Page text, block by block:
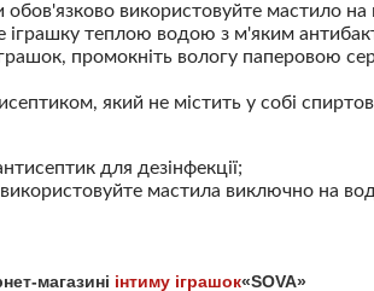
обов'язково використовуйте мастило на
іграшку теплою водою з м'яким
промокніть вологу паперовою
який не містить у собі
для дезінфекції;
мастила виключно на
магазині інтиму іграшок«SOVA»